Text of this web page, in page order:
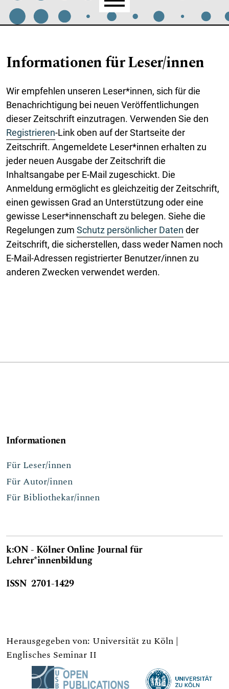
Hauptmenü
Informationen für Leser/innen
Wir empfehlen unseren Leser*innen, sich für die
Benachrichtigung bei neuen Veröffentlichungen
dieser Zeitschrift einzutragen. Verwenden Sie den
Registrieren-Link oben auf der Startseite der
Zeitschrift. Angemeldete Leser*innen erhalten zu
jeder neuen Ausgabe der Zeitschrift die
Inhaltsangabe per E-Mail zugeschickt. Die
Anmeldung ermöglicht es gleichzeitig der Zeitschrift,
einen gewissen Grad an Unterstützung oder eine
gewisse Leser*innenschaft zu belegen. Siehe die
Regelungen zum Schutz persönlicher Daten der
Zeitschrift, die sicherstellen, dass weder Namen noch
E-Mail-Adressen registrierter Benutzer/innen zu
anderen Zwecken verwendet werden.
Informationen
Für Leser/innen
Für Autor/innen
Für Bibliothekar/innen
k:ON - Kölner Online Journal für
Lehrer*innenbildung
ISSN 2701-1429
Herausgegeben von: Universität zu Köln |
Englisches Seminar II